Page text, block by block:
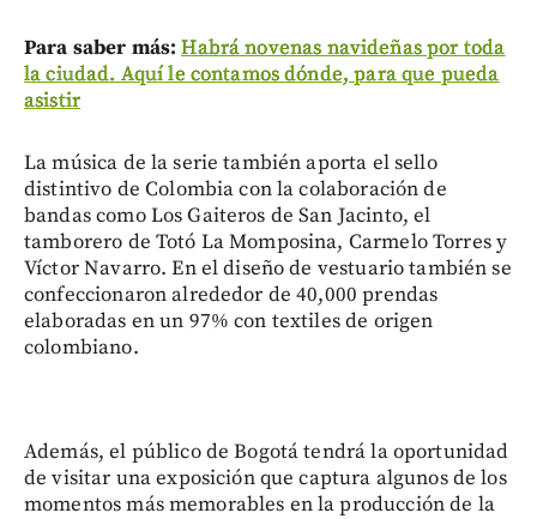
Para saber más: Habrá novenas navideñas por toda
la ciudad. Aquí le contamos dónde, para que pueda
asistir
La música de la serie también aporta el sello
distintivo de Colombia con la colaboración de
bandas como Los Gaiteros de San Jacinto, el
tamborero de Totó La Momposina, Carmelo Torres y
Víctor Navarro. En el diseño de vestuario también se
confeccionaron alrededor de 40,000 prendas
elaboradas en un 97% con textiles de origen
colombiano.
Además, el público de Bogotá tendrá la oportunidad
de visitar una exposición que captura algunos de los
momentos más memorables en la producción de la